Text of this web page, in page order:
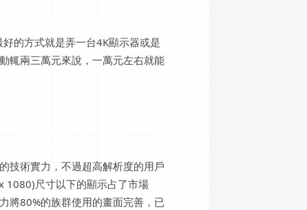
的方式就是弄一台4K顯示器或是
輒兩三萬元來說，一萬元左右就能
技術實力，不過超高解析度的用戶
1080)尺寸以下的顯示占了市場
將80%的族群使用的畫面完善，已